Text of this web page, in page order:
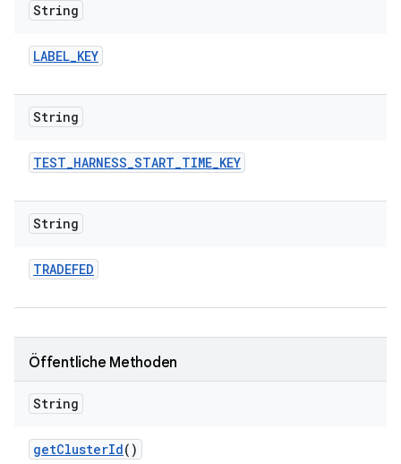
String
LABEL_KEY
String
TEST_HARNESS_START_TIME_KEY
String
TRADEFED
Öffentliche Methoden
String
getClusterId()